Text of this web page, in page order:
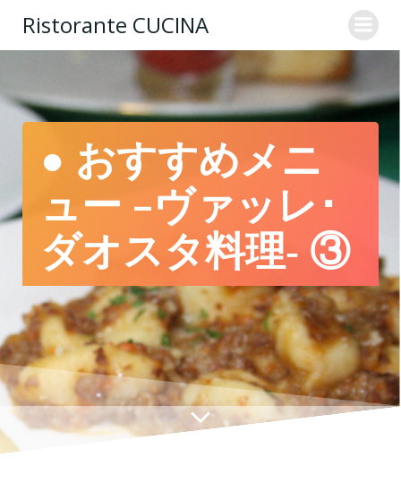
ン
テ
ン
ツ
へ
キ
ッ
プ
Ristorante CUCINA
● おすすめメニ
ュー –ヴァッレ･
ダオスタ料理‐ ③